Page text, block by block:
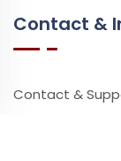
Contact &
Contact &